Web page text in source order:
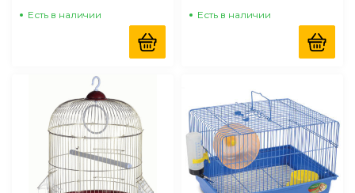
Есть в наличии Есть в наличии